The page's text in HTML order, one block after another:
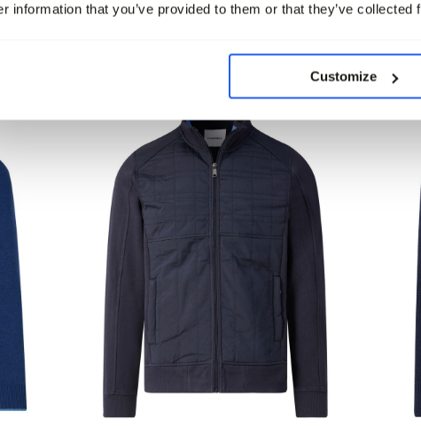
information that you’ve provided to them or that they’ve
Customize
compleet